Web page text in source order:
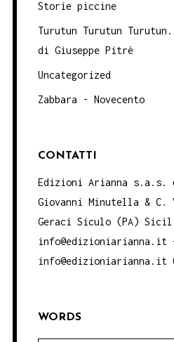
Storie piccine
Turutun Turutun
di Giuseppe Pitrè
Uncategorized
Zabbara - Novecento
CONTATTI
Edizioni Arianna s.a.s.
Giovanni Minutella &
Geraci Siculo (PA)
info@edizioniarianna.it
info@edizioniarianna.it
WORDS